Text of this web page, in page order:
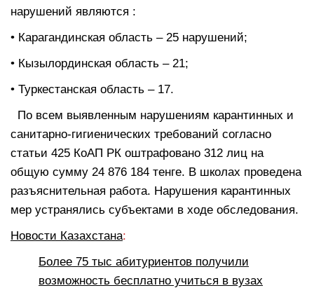
нарушений являются :
• Карагандинская область – 25 нарушений;
• Кызылординская область – 21;
• Туркестанская область – 17.
По всем выявленным нарушениям карантинных и
санитарно-гигиенических требований согласно
статьи 425 КоАП РК оштрафовано 312 лиц на
общую сумму 24 876 184 тенге. В школах проведена
разъяснительная работа. Нарушения карантинных
мер устранялись субъектами в ходе обследования.
Новости Казахстана:
Более 75 тыс абитуриентов получили
возможность бесплатно учиться в вузах